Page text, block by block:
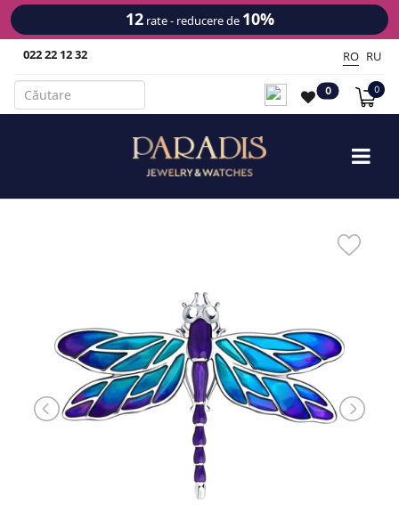
12rate - reducere de 10%
022 22 12 32 RO RU
0 0